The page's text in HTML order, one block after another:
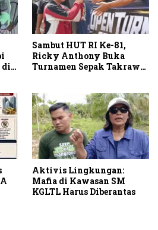
di
Sambut HUT RI Ke-81,
Ricky Anthony Buka
Turnamen Sepak Takraw
Aktivis Lingkungan:
Mafia di Kawasan SM
KGLTL Harus Diberantas